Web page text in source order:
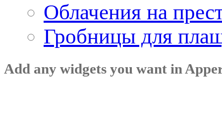
Облачения на
Гробницы для
Add any widgets you want in